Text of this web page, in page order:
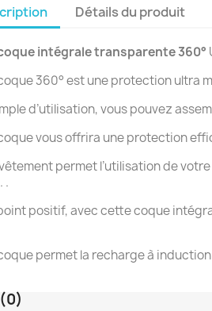
Détails du produit
intégrale transparente 360°
360° est une protection ultra
d’utilisation, vous pouvez
vous offrira une protection
permet l’utilisation de
.
positif, avec cette coque
permet la recharge à
(0)